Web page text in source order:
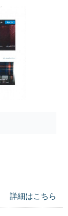
詳細はこちら